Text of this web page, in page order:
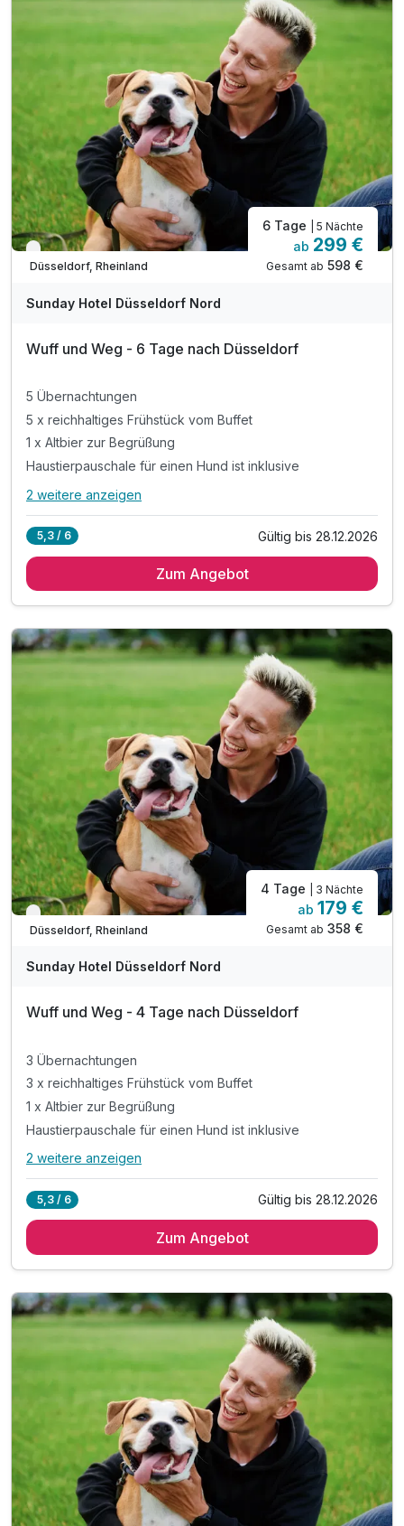
Verfügbar bis Dezember
Düsseldorf, Rheinland
6 Tage | 5 Nächte
ab 299 €
Gesamt ab 598 €
Sunday Hotel Düsseldorf Nord
Wuff und Weg - 6 Tage nach Düsseldorf
5 Übernachtungen
5 x reichhaltiges Frühstück vom Buffet
1 x Altbier zur Begrüßung
Haustierpauschale für einen Hund ist inklusive
Alle Inklusivleistungen
5 x reichhaltiges Frühstück vom Buffet
Ausflugstipps für die Region an der Rezeption
inkl. WLAN im gesamten Hotel
2 weitere anzeigen
5,3 / 6 Gültig bis 28.12.2026
Zum Angebot
Verfügbar bis Dezember
Düsseldorf, Rheinland
4 Tage | 3 Nächte
ab 179 €
Gesamt ab 358 €
Sunday Hotel Düsseldorf Nord
Wuff und Weg - 4 Tage nach Düsseldorf
3 Übernachtungen
3 x reichhaltiges Frühstück vom Buffet
1 x Altbier zur Begrüßung
Haustierpauschale für einen Hund ist inklusive
Alle Inklusivleistungen
3 x reichhaltiges Frühstück vom Buffet
Ausflugstipps für die Region an der Rezeption
inkl. WLAN im gesamten Hotel
2 weitere anzeigen
5,3 / 6 Gültig bis 28.12.2026
Zum Angebot